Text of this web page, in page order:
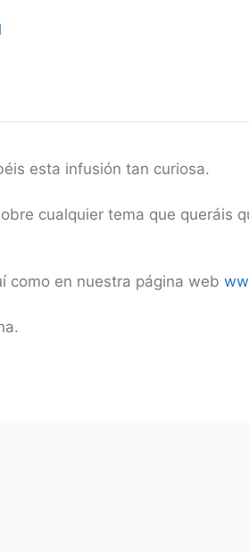
esta infusión tan curiosa.
cualquier tema que queráis
como en nuestra página web